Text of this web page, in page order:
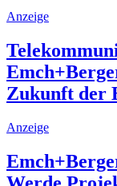
Anzeige
Zukunft der
Anzeige